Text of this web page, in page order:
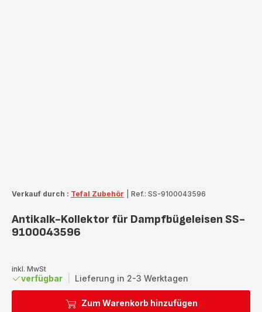
Verkauf durch : Tefal Zubehör Ref.: SS-9100043596
Antikalk-Kollektor für Dampfbügeleisen SS-
9100043596
inkl. MwSt
verfügbar Lieferung in 2-3 Werktagen
Zum Warenkorb hinzufügen